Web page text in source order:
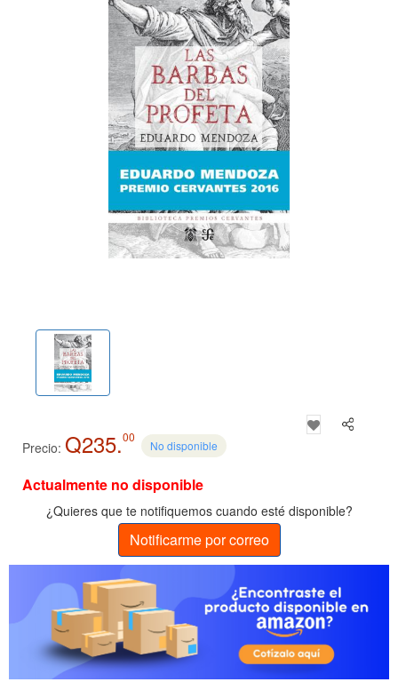
Precio: Q235.00
No disponible
Actualmente no disponible
¿Quieres que te notifiquemos cuando esté disponible?
Notificarme por correo